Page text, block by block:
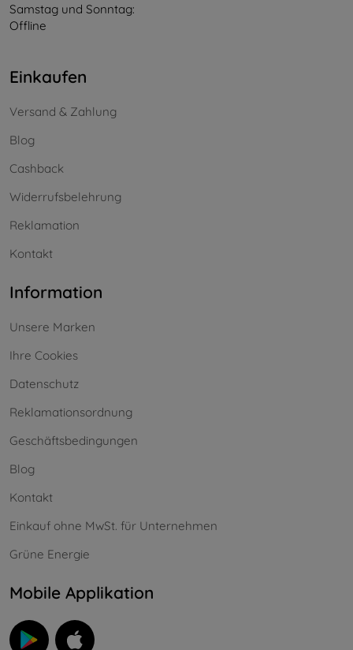
Samstag und Sonntag:
Offline
Einkaufen
Versand & Zahlung
Blog
Cashback
Widerrufsbelehrung
Reklamation
Kontakt
Information
Unsere Marken
Ihre Cookies
Datenschutz
Reklamationsordnung
Geschäftsbedingungen
Blog
Kontakt
Einkauf ohne MwSt. für Unternehmen
Grüne Energie
Mobile Applikation